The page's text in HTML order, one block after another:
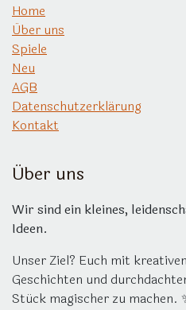
Home
Über uns
Spiele
Neu
AGB
Datenschutzerklärung
Kontakt
Über uns
Wir sind ein kleines,
Ideen.
Unser Ziel? Euch mit
Geschichten und
Stück magischer zu machen.